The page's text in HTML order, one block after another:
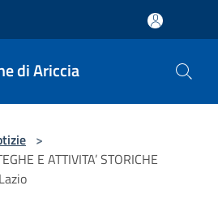
di Ariccia
>
E ATTIVITA’ STORICHE